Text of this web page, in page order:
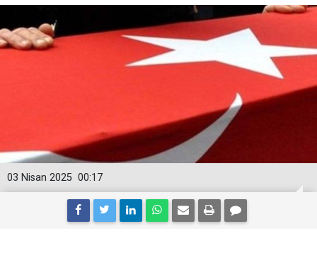
00:17
03 Nisan 2025